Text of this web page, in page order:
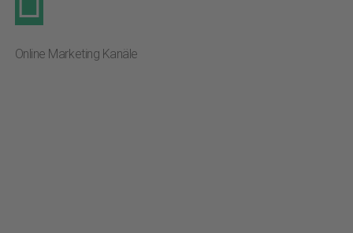
Online Marketing Kanäle